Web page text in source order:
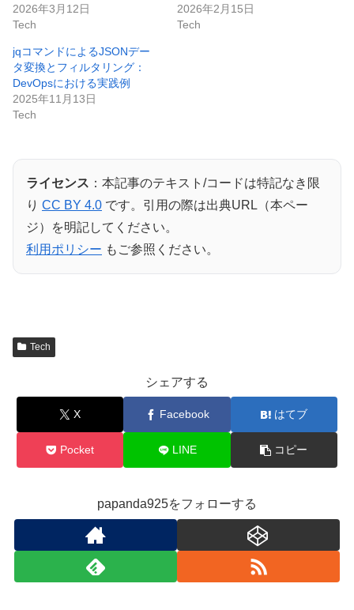
2026年3月12日
Tech
2026年2月15日
Tech
jqコマンドによるJSONデー
タ変換とフィルタリング：
DevOpsにおける実践例
2025年11月13日
Tech
ライセンス ：本記事のテキスト/コードは特記なき限
り CC BY 4.0 です。引用の際は出典URL（本ペー
ジ）を明記してください。
利用ポリシー もご参照ください。
Tech
シェアする
X Facebook はてブ
Pocket LINE コピー
papanda925をフォローする